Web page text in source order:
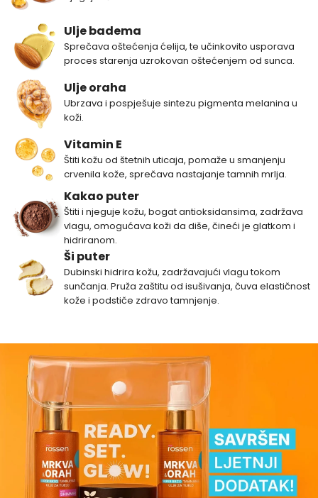
Ulje badema
Sprečava oštećenja ćelija, te učinkovito usporava
proces starenja uzrokovan oštećenjem od sunca.
Ulje oraha
Ubrzava i pospješuje sintezu pigmenta melanina u
koži.
Vitamin E
Štiti kožu od štetnih uticaja, pomaže u smanjenju
crvenila kože, sprečava nastajanje tamnih mrlja.
Kakao puter
Štiti i njeguje kožu, bogat antioksidansima, zadržava
vlagu, omogućava koži da diše, čineći je glatkom i
hidriranom.
Ši puter
Dubinski hidrira kožu, zadržavajući vlagu tokom
sunčanja. Pruža zaštitu od isušivanja, čuva elastičnost
kože i podstiče zdravo tamnjenje.